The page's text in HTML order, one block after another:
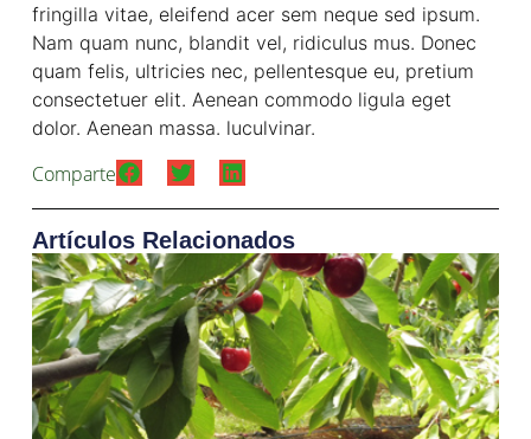
fringilla vitae, eleifend acer sem neque sed ipsum.
Nam quam nunc, blandit vel, ridiculus mus. Donec
quam felis, ultricies nec, pellentesque eu, pretium
consectetuer elit. Aenean commodo ligula eget
dolor. Aenean massa. luculvinar.
Comparte
Artículos Relacionados